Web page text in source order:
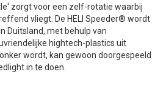
zorgt voor een zelf-rotatie waarbij
vliegt. De HELI Speeder® wordt
Duitsland, met behulp van
hightech-plastics uit
wordt, kan gewoon doorgespeeld
in te doen.